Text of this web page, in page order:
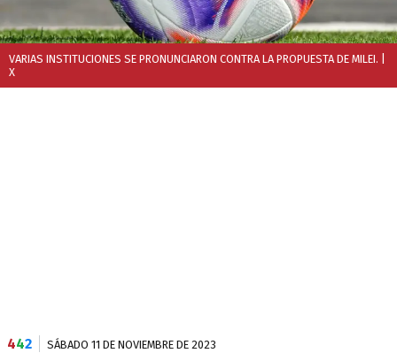
VARIAS INSTITUCIONES SE PRONUNCIARON CONTRA LA PROPUESTA DE MILEI.
X
442 SÁBADO 11 DE NOVIEMBRE DE 2023